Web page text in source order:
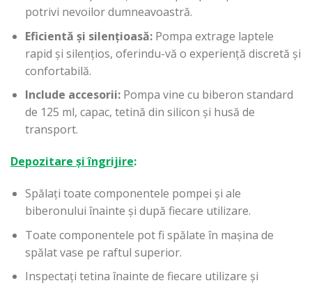
potrivi nevoilor dumneavoastră.
Eficientă și silențioasă:Pompa extrage laptele
rapid și silențios, oferindu-vă o experiență discretă și
confortabilă.
Include accesorii:Pompa vine cu biberon standard
de 125 ml, capac, tetină din silicon și husă de
transport.
Depozitare și îngrijire:
Spălați toate componentele pompei și ale
biberonului înainte și după fiecare utilizare.
Toate componentele pot fi spălate în mașina de
spălat vase pe raftul superior.
Inspectați tetina înainte de fiecare utilizare și